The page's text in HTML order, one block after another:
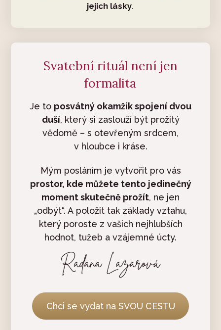
jejich lásky.
Svatební rituál není jen
formalita
Je to posvátný okamžik spojení dvou
duší, který si zaslouží být prožitý
vědomě – s otevřeným srdcem,
v hloubce i kráse.
Mým posláním je vytvořit pro vás
prostor, kde můžete tento jedinečný
moment skutečně prožít, ne jen
„odbýt“. A položit tak základy vztahu,
který poroste z vašich nejhlubších
hodnot, tužeb a vzájemné úcty.
Chci se vydat na SVOU CESTU